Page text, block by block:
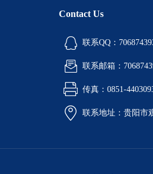
Contact Us
联系QQ：
联系邮箱：
传真：0851-
联系地址：贵阳市